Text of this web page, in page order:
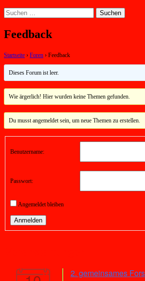
Suchen
nach:
Feedback
Startseite › Foren › Feedback
Dieses Forum ist leer.
Wie ärgerlich! Hier wurden keine Themen gefunden.
Du musst angemeldet sein, um neue Themen zu erstellen.
Benutzername:
Passwort:
Angemeldet bleiben
Anmelden
2. gemeinsames